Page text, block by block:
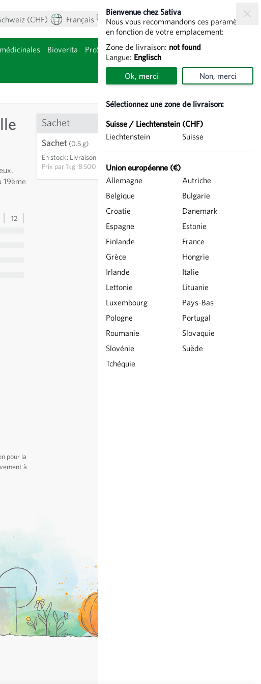
(CHF) Français Mon compte Voir le panier
Bioverita ProSpecieRara
Bulbes de fleurs
Bienvenue chez Sativa
Nous vous recommandons ces paramètres
en fonction de votre emplacement:
Zone de livraison: not found
Langue: Englisch
Ok, merci Non, merci
Sélectionnez une zone de livraison:
Suisse / Liechtenstein (CHF)
Liechtenstein
Suisse
Union européenne (€)
Allemagne
Autriche
Belgique
Bulgarie
Croatie
Danemark
Espagne
Estonie
Finlande
France
Grèce
Hongrie
Irlande
Italie
Lettonie
Lituanie
Luxembourg
Pays-Bas
Pologne
Portugal
Roumanie
Slovaquie
Slovénie
Suède
Tchéquie
12
pour la
à
Sachet
Sachet (0.5 g)
En stock: Livraison 2-4 jours
Prix par1kg: 8 500.00 CHF
4.25 CHF